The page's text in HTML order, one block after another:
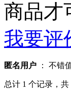
商品才
我要评
匿名用户 ： 不错
总计 1 个记录，共